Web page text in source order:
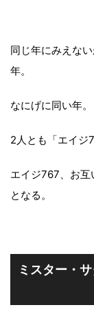
同じ年にみえな
年。
なにげに同い年。
2人とも「エイジ
エイジ767、お互
となる。
ミスター・